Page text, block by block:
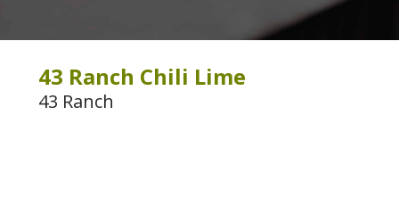
43 Ranch Chili Lime
43 Ranch